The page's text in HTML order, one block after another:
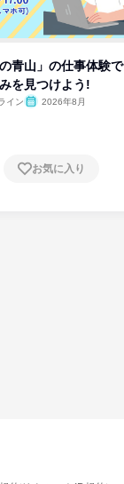
の青山」の仕事体験
を見つけよう!
イン
2026年8月
お気に入り